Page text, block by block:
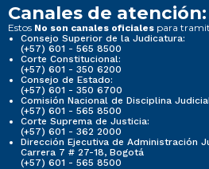
Canales de atención:
Estos No son canales oficiales para
Consejo Superior de la Judicatura:
(+57) 601 - 565 8500
Corte Constitucional:
(+57) 601 - 350 6200
Consejo de Estado:
(+57) 601 - 350 6700
Comisión Nacional de Disciplina
(+57) 601 - 565 8500
Corte Suprema de Justicia:
(+57) 601 - 362 2000
Dirección Ejecutiva de Administración
Carrera 7 # 27-18, Bogotá
(+57) 601 - 565 8500